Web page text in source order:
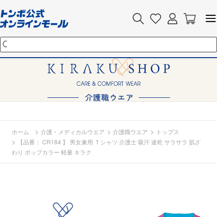
ホーム > 介護・メディカルウエア > 介護職ウエア > トップス
>
【品番： CR184 】 男女兼用 Ｔシャツ 介護士 吸汗 速乾 サラサラ 肌ざ
わり ポップカラー 軽量 キラク